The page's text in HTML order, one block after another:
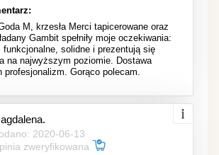
M, krzesła Merci tapicerowane oraz
Gambit spełniły moje oczekiwania:
funkcjonalne, solidne i prezentują się
na najwyższym poziomie. Dostawa
profesjonalizm. Gorąco polecam.
2020-06-13
zweryfikowana